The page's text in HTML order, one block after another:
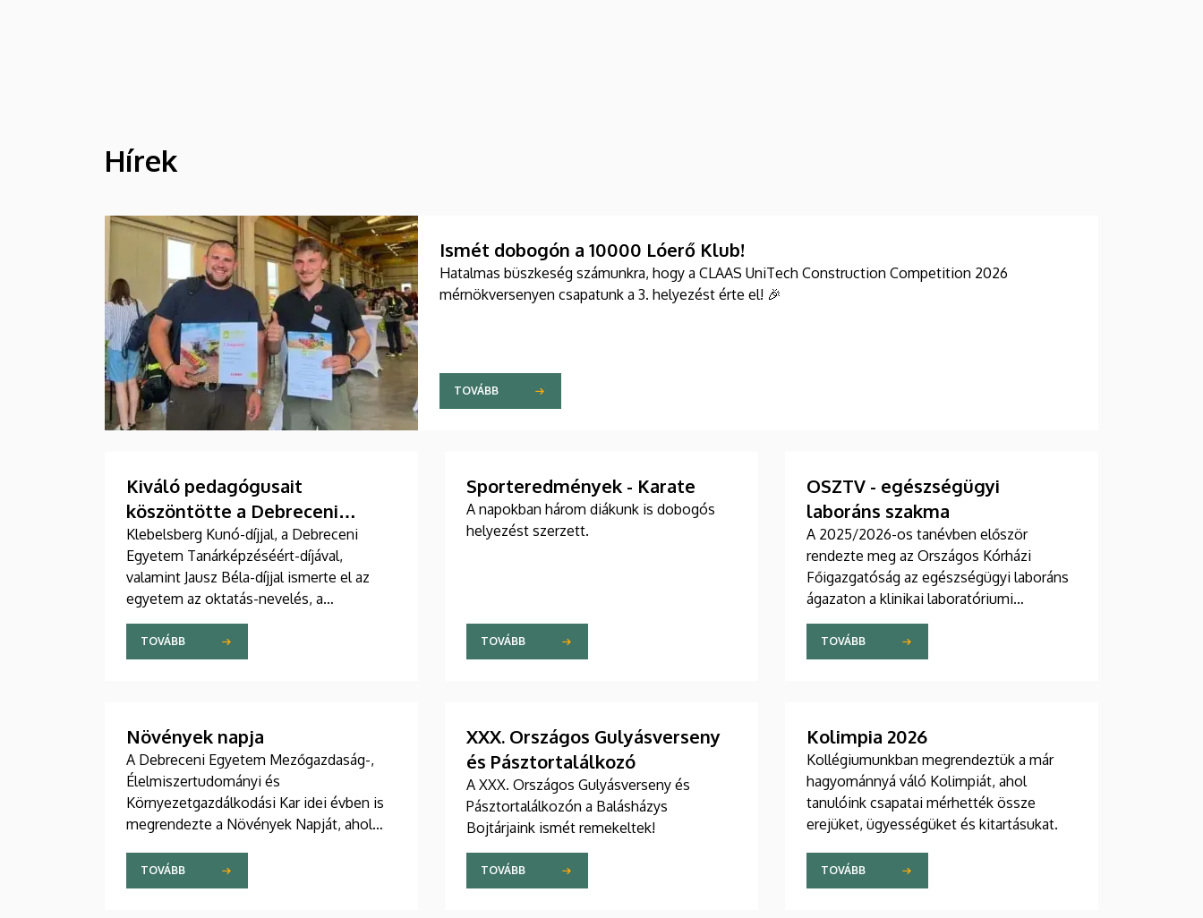
HÍREK
Hírek
Ismét dobogón a 10000 Lóerő Klub!
Hatalmas büszkeség számunkra, hogy a CLAAS UniTech Construction Competition 2026
mérnökversenyen csapatunk a 3. helyezést érte el! 🎉
TOVÁBB
Kiváló pedagógusait
köszöntötte a Debreceni
Egyetem
Klebelsberg Kunó-díjjal, a Debreceni
Egyetem Tanárképzéséért-díjával,
valamint Jausz Béla-díjjal ismerte el az
egyetem az oktatás-nevelés, a
tehetséggondozás és a továbbtanulásra
felkészítés terén magas színvonalú,
példaértékű eredményt...
TOVÁBB
Sporteredmények - Karate
A napokban három diákunk is dobogós
helyezést szerzett.
TOVÁBB
OSZTV - egészségügyi
laboráns szakma
A 2025/2026-os tanévben először
rendezte meg az Országos Kórházi
Főigazgatóság az egészségügyi laboráns
ágazaton a klinikai laboratóriumi
asszisztensek országos szakmai
tanulmányi versenyét.
TOVÁBB
Növények napja
A Debreceni Egyetem Mezőgazdaság-,
Élelmiszertudományi és
Környezetgazdálkodási Kar idei évben is
megrendezte a Növények Napját, ahol
információval gazdagodhattak a
látogatók.
TOVÁBB
XXX. Országos Gulyásverseny
és Pásztortalálkozó
A XXX. Országos Gulyásverseny és
Pásztortalálkozón a Balásházys
Bojtárjaink ismét remekeltek!
TOVÁBB
Kolimpia 2026
Kollégiumunkban megrendeztük a már
hagyománnyá váló Kolimpiát, ahol
tanulóink csapatai mérhették össze
erejüket, ügyességüket és kitartásukat.
TOVÁBB